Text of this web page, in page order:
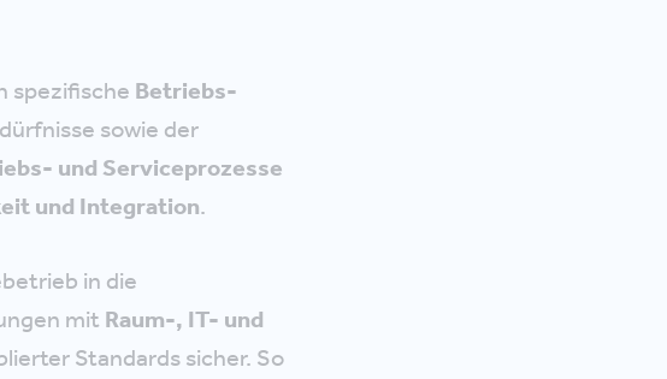
spezifische Betriebs-
sowie der
und Serviceprozesse
und Integration.
in die
mit Raum-, IT- und
Standards sicher. So